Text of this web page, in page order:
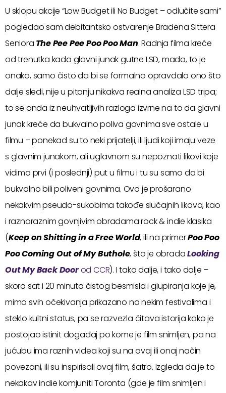
U sklopu akcije “Low Budget ili No Budget – odlučite sami”
pogledao sam debitantsko ostvarenje Bradena Sittera
Seniora The Pee Pee Poo Poo Man. Radnja filma kreće
od trenutka kada glavni junak gutne LSD, mada, to je
onako, samo čisto da bi se formalno opravdalo ono što
dalje sledi, nije u pitanju nikakva realna analiza LSD tripa;
to se onda iz neuhvatljivih razloga izvrne na to da glavni
junak kreće da bukvalno poliva govnima sve ostale u
filmu – ponekad su to neki prijatelji, ili ljudi koji imaju veze
s glavnim junakom, ali uglavnom su nepoznati likovi koje
vidimo prvi (i poslednji) put u filmu i tu su samo da bi
bukvalno bili poliveni govnima. Ovo je prošarano
nekakvim pseudo-sukobima takođe slučajnih likova, kao
i raznoraznim govnjivim obradama rock & indie klasika
(Keep on Shitting in a Free World, ili na primerPoo Poo
Poo Coming Out of My Buthole, što je obradaLooking
Out My Back Doorod CCR). I tako dalje, i tako dalje –
skoro sat i 20 minuta čistog besmisla i glupiranja koje je,
mimo svih očekivanja prikazano na nekim festivalima i
steklo kultni status, pa se razvezla čitava istorija kako je
postojao istinit događaj po kome je film snimljen, pa na
jućubu ima raznih videa koji su na ovaj ili onaj način
povezani, ili su inspirisali ovaj film, šatro. Izgleda da je to
nekakav indie komjuniti Toronta (gde je film snimljen i